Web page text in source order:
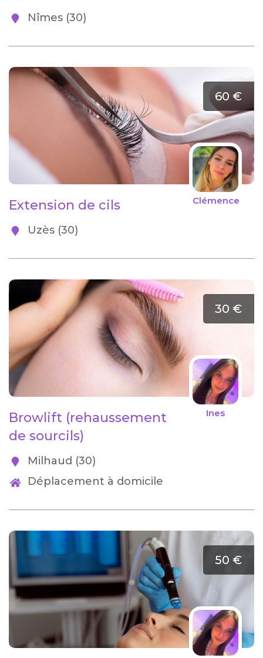
Nîmes (30)
60 €
Clémence
Extension de cils
Uzès (30)
30 €
Ines
Browlift (rehaussement
de sourcils)
Milhaud (30)
Déplacement à domicile
50 €